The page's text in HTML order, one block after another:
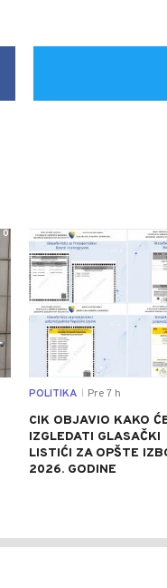
0
POLITIKA Pre 7 h
CIK OBJAVIO KAKO
IZGLEDATI GLASAČKI
LISTIĆI ZA OPŠTE
2026. GODINE